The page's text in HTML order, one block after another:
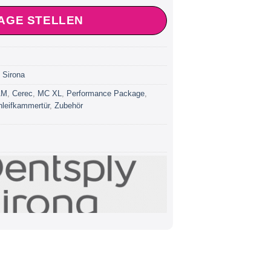
STELLEN
Sirona
, Cerec, MC XL, Performance Package,
, Zubehör